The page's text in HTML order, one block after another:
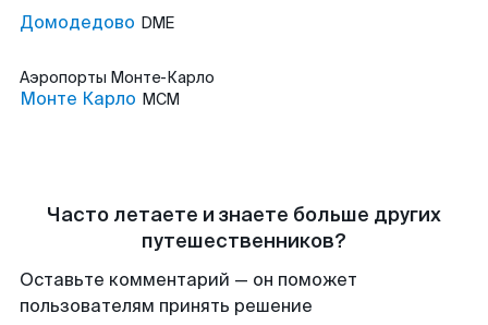
Домодедово DME
Аэропорты Монте-Карло
Монте Карло MCM
Часто летаете и знаете больше других
путешественников?
Оставьте комментарий — он поможет
пользователям принять решение